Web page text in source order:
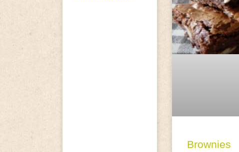
Brownies